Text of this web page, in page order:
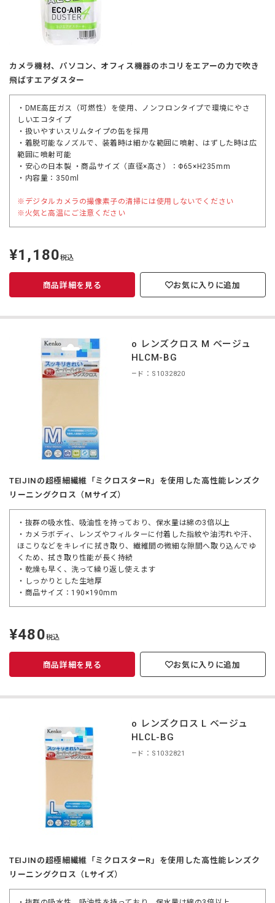
カメラ機材、パソコン、オフィス機器のホコリをエアーの力で吹き
飛ばすエアダスター
・DME高圧ガス（可燃性）を使用、ノンフロンタイプで環境にやさ
しいエコタイプ
・扱いやすいスリムタイプの缶を採用
・着脱可能なノズルで、装着時は細かな範囲に噴射、はずした時は広
範囲に噴射可能
・安心の日本製 ・商品サイズ（直径×高さ）：Φ65×H235mm
・内容量：350ml
※デジタルカメラの撮像素子の清掃には使用しないでください
※火気と高温にご注意ください
定
価
¥1,180税込
商品詳細を見る お気に入りに追加
Kenko レンズクロス M ベージュ
KCA-HLCM-BG
商品コード：S1032820
TEIJINの超極細繊維「ミクロスターR」を使用した高性能レンズク
リーニングクロス（Mサイズ）
・抜群の吸水性、吸油性を持っており、保水量は綿の3倍以上
・カメラボディ、レンズやフィルターに付着した指紋や油汚れや汗、
ほこりなどをキレイに拭き取り、繊維間の微細な隙間へ取り込んでゆ
くため、拭き取り性能が長く持続
・乾燥も早く、洗って繰り返し使えます
・しっかりとした生地厚
・商品サイズ：190×190mm
定
価
¥480税込
商品詳細を見る お気に入りに追加
Kenko レンズクロス L ベージュ
KCA-HLCL-BG
商品コード：S1032821
TEIJINの超極細繊維「ミクロスターR」を使用した高性能レンズク
リーニングクロス（Lサイズ）